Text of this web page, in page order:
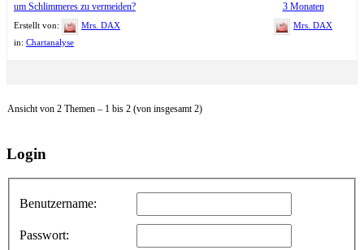
um Schlimmeres zu vermeiden?
Erstellt von:
Mrs. DAX
in: Chartanalyse
3 Monaten
Mrs. DAX
Ansicht von 2 Themen – 1 bis 2 (von insgesamt 2)
Login
Benutzername:
Passwort: